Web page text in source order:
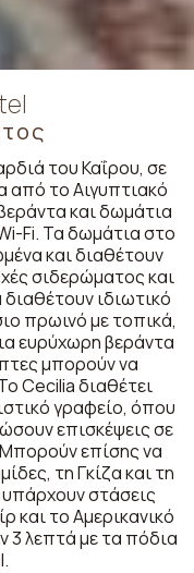
του Καΐρου, σε
από το Αιγυπτιακό
και δωμάτια
Fi. Τα δωμάτια στο
και διαθέτουν
σιδερώματος και
ιδιωτικό
πρωινό με τοπικά,
ευρύχωρη βεράντα
μπορούν να
Cecilia διαθέτει
γραφείο, όπου
επισκέψεις σε
επίσης να
τη Γκίζα και τη
στάσεις
και το Αμερικανικό
3 λεπτά με τα πόδια